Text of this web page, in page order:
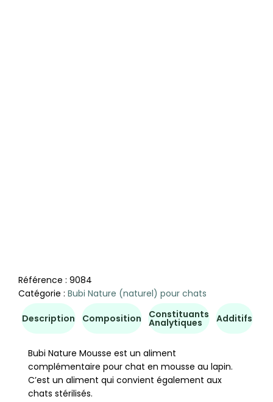
Référence : 9084
Catégorie : Bubi Nature (naturel) pour chats
Description Composition Constituants
Analytiques Additifs
Bubi Nature Mousse est un aliment
complémentaire pour chat en mousse au lapin.
C’est un aliment qui convient également aux
chats stérilisés.